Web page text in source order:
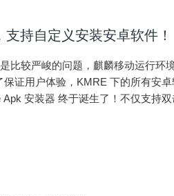
持自定义安装安卓软件！
比较严峻的问题，麒麟移动运行环
证用户体验，KMRE 下的所有安
安装器 终于诞生了！不仅支持